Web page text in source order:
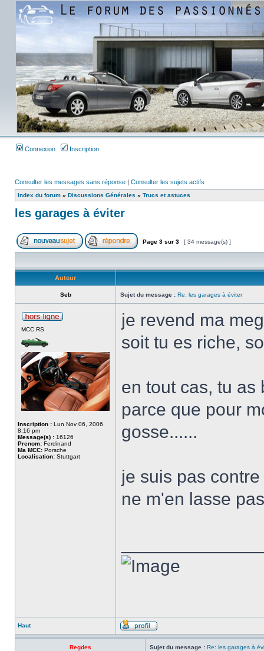
Connexion Inscription
Consulter les messages sans réponse | Consulter les sujets actifs
Index du forum » Discussions Générales » Trucs et astuces
les garages à éviter
Page 3 sur 3 [ 34 message(s) ]
Auteur
Seb Sujet du message : Re: les garages à éviter
MCC RS
Inscription : Lun Nov 06, 2006
8:16 pm
Message(s) : 16126
Prenom: Ferdinand
Ma MCC: Porsche
Localisation: Stuttgart
je revend ma
soit tu es riche,
en tout cas, tu as
parce que pour
gosse......
je suis pas
ne m'en lasse
Haut
Regdes Sujet du message : Re: les garages à